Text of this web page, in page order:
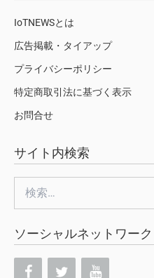
IoTNEWSとは
広告掲載・タイアップ
プライバシーポリシー
特定商取引法に基づく表示
お問合せ
サイト内検索
索:
ソーシャルネットワーク